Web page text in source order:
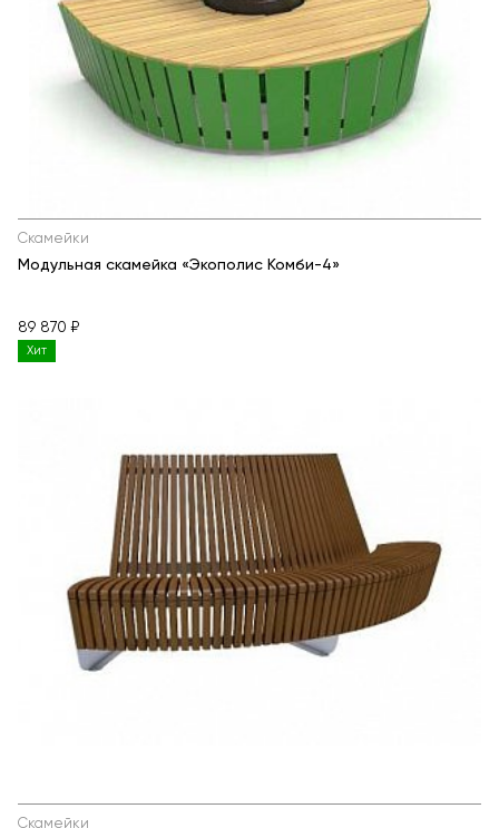
Скамейки
Модульная скамейка «Экополис Комби-4»
89 870 ₽
Хит
Скамейки